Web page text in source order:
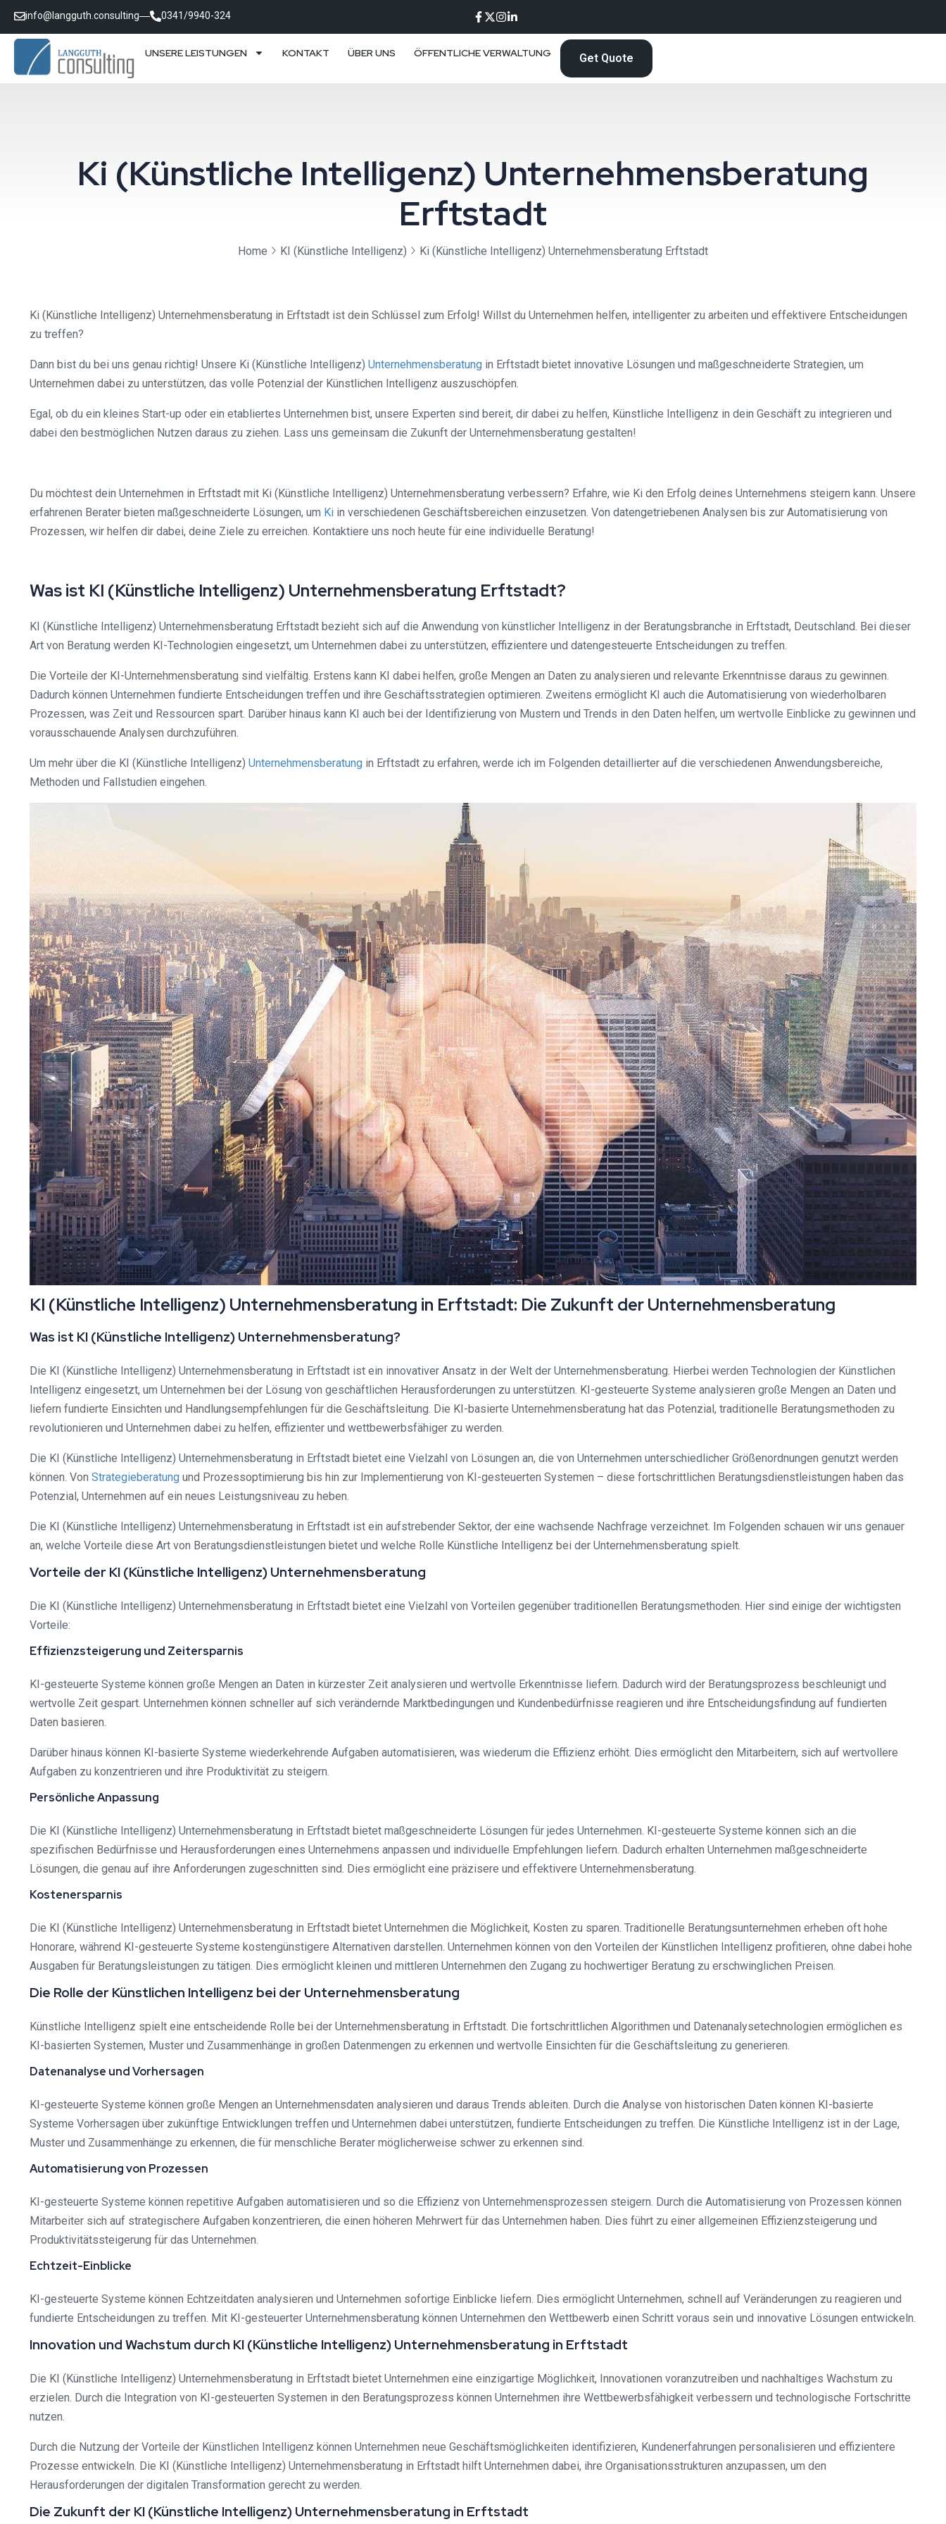
info@langguth.consulting 0341/9940-324
UNSERE LEISTUNGEN KONTAKT ÜBER UNS ÖFFENTLICHE VERWALTUNG Get Quote
Ki (Künstliche Intelligenz) Unternehmensberatung
Erftstadt
Home KI (Künstliche Intelligenz) Ki (Künstliche Intelligenz) Unternehmensberatung Erftstadt
Ki (Künstliche Intelligenz) Unternehmensberatung in Erftstadt ist dein Schlüssel zum Erfolg! Willst du Unternehmen helfen, intelligenter zu arbeiten und effektivere Entscheidungen
zu treffen?
Dann bist du bei uns genau richtig! Unsere Ki (Künstliche Intelligenz) Unternehmensberatung in Erftstadt bietet innovative Lösungen und maßgeschneiderte Strategien, um
Unternehmen dabei zu unterstützen, das volle Potenzial der Künstlichen Intelligenz auszuschöpfen.
Egal, ob du ein kleines Start-up oder ein etabliertes Unternehmen bist, unsere Experten sind bereit, dir dabei zu helfen, Künstliche Intelligenz in dein Geschäft zu integrieren und
dabei den bestmöglichen Nutzen daraus zu ziehen. Lass uns gemeinsam die Zukunft der Unternehmensberatung gestalten!
Du möchtest dein Unternehmen in Erftstadt mit Ki (Künstliche Intelligenz) Unternehmensberatung verbessern? Erfahre, wie Ki den Erfolg deines Unternehmens steigern kann. Unsere
erfahrenen Berater bieten maßgeschneiderte Lösungen, um Ki in verschiedenen Geschäftsbereichen einzusetzen. Von datengetriebenen Analysen bis zur Automatisierung von
Prozessen, wir helfen dir dabei, deine Ziele zu erreichen. Kontaktiere uns noch heute für eine individuelle Beratung!
Was ist KI (Künstliche Intelligenz) Unternehmensberatung Erftstadt?
KI (Künstliche Intelligenz) Unternehmensberatung Erftstadt bezieht sich auf die Anwendung von künstlicher Intelligenz in der Beratungsbranche in Erftstadt, Deutschland. Bei dieser
Art von Beratung werden KI-Technologien eingesetzt, um Unternehmen dabei zu unterstützen, effizientere und datengesteuerte Entscheidungen zu treffen.
Die Vorteile der KI-Unternehmensberatung sind vielfältig. Erstens kann KI dabei helfen, große Mengen an Daten zu analysieren und relevante Erkenntnisse daraus zu gewinnen.
Dadurch können Unternehmen fundierte Entscheidungen treffen und ihre Geschäftsstrategien optimieren. Zweitens ermöglicht KI auch die Automatisierung von wiederholbaren
Prozessen, was Zeit und Ressourcen spart. Darüber hinaus kann KI auch bei der Identifizierung von Mustern und Trends in den Daten helfen, um wertvolle Einblicke zu gewinnen und
vorausschauende Analysen durchzuführen.
Um mehr über die KI (Künstliche Intelligenz) Unternehmensberatung in Erftstadt zu erfahren, werde ich im Folgenden detaillierter auf die verschiedenen Anwendungsbereiche,
Methoden und Fallstudien eingehen.
KI (Künstliche Intelligenz) Unternehmensberatung in Erftstadt: Die Zukunft der Unternehmensberatung
Was ist KI (Künstliche Intelligenz) Unternehmensberatung?
Die KI (Künstliche Intelligenz) Unternehmensberatung in Erftstadt ist ein innovativer Ansatz in der Welt der Unternehmensberatung. Hierbei werden Technologien der Künstlichen
Intelligenz eingesetzt, um Unternehmen bei der Lösung von geschäftlichen Herausforderungen zu unterstützen. KI-gesteuerte Systeme analysieren große Mengen an Daten und
liefern fundierte Einsichten und Handlungsempfehlungen für die Geschäftsleitung. Die KI-basierte Unternehmensberatung hat das Potenzial, traditionelle Beratungsmethoden zu
revolutionieren und Unternehmen dabei zu helfen, effizienter und wettbewerbsfähiger zu werden.
Die KI (Künstliche Intelligenz) Unternehmensberatung in Erftstadt bietet eine Vielzahl von Lösungen an, die von Unternehmen unterschiedlicher Größenordnungen genutzt werden
können. Von Strategieberatung und Prozessoptimierung bis hin zur Implementierung von KI-gesteuerten Systemen – diese fortschrittlichen Beratungsdienstleistungen haben das
Potenzial, Unternehmen auf ein neues Leistungsniveau zu heben.
Die KI (Künstliche Intelligenz) Unternehmensberatung in Erftstadt ist ein aufstrebender Sektor, der eine wachsende Nachfrage verzeichnet. Im Folgenden schauen wir uns genauer
an, welche Vorteile diese Art von Beratungsdienstleistungen bietet und welche Rolle Künstliche Intelligenz bei der Unternehmensberatung spielt.
Vorteile der KI (Künstliche Intelligenz) Unternehmensberatung
Die KI (Künstliche Intelligenz) Unternehmensberatung in Erftstadt bietet eine Vielzahl von Vorteilen gegenüber traditionellen Beratungsmethoden. Hier sind einige der wichtigsten
Vorteile:
Effizienzsteigerung und Zeitersparnis
KI-gesteuerte Systeme können große Mengen an Daten in kürzester Zeit analysieren und wertvolle Erkenntnisse liefern. Dadurch wird der Beratungsprozess beschleunigt und
wertvolle Zeit gespart. Unternehmen können schneller auf sich verändernde Marktbedingungen und Kundenbedürfnisse reagieren und ihre Entscheidungsfindung auf fundierten
Daten basieren.
Darüber hinaus können KI-basierte Systeme wiederkehrende Aufgaben automatisieren, was wiederum die Effizienz erhöht. Dies ermöglicht den Mitarbeitern, sich auf wertvollere
Aufgaben zu konzentrieren und ihre Produktivität zu steigern.
Persönliche Anpassung
Die KI (Künstliche Intelligenz) Unternehmensberatung in Erftstadt bietet maßgeschneiderte Lösungen für jedes Unternehmen. KI-gesteuerte Systeme können sich an die
spezifischen Bedürfnisse und Herausforderungen eines Unternehmens anpassen und individuelle Empfehlungen liefern. Dadurch erhalten Unternehmen maßgeschneiderte
Lösungen, die genau auf ihre Anforderungen zugeschnitten sind. Dies ermöglicht eine präzisere und effektivere Unternehmensberatung.
Kostenersparnis
Die KI (Künstliche Intelligenz) Unternehmensberatung in Erftstadt bietet Unternehmen die Möglichkeit, Kosten zu sparen. Traditionelle Beratungsunternehmen erheben oft hohe
Honorare, während KI-gesteuerte Systeme kostengünstigere Alternativen darstellen. Unternehmen können von den Vorteilen der Künstlichen Intelligenz profitieren, ohne dabei hohe
Ausgaben für Beratungsleistungen zu tätigen. Dies ermöglicht kleinen und mittleren Unternehmen den Zugang zu hochwertiger Beratung zu erschwinglichen Preisen.
Die Rolle der Künstlichen Intelligenz bei der Unternehmensberatung
Künstliche Intelligenz spielt eine entscheidende Rolle bei der Unternehmensberatung in Erftstadt. Die fortschrittlichen Algorithmen und Datenanalysetechnologien ermöglichen es
KI-basierten Systemen, Muster und Zusammenhänge in großen Datenmengen zu erkennen und wertvolle Einsichten für die Geschäftsleitung zu generieren.
Datenanalyse und Vorhersagen
KI-gesteuerte Systeme können große Mengen an Unternehmensdaten analysieren und daraus Trends ableiten. Durch die Analyse von historischen Daten können KI-basierte
Systeme Vorhersagen über zukünftige Entwicklungen treffen und Unternehmen dabei unterstützen, fundierte Entscheidungen zu treffen. Die Künstliche Intelligenz ist in der Lage,
Muster und Zusammenhänge zu erkennen, die für menschliche Berater möglicherweise schwer zu erkennen sind.
Automatisierung von Prozessen
KI-gesteuerte Systeme können repetitive Aufgaben automatisieren und so die Effizienz von Unternehmensprozessen steigern. Durch die Automatisierung von Prozessen können
Mitarbeiter sich auf strategischere Aufgaben konzentrieren, die einen höheren Mehrwert für das Unternehmen haben. Dies führt zu einer allgemeinen Effizienzsteigerung und
Produktivitätssteigerung für das Unternehmen.
Echtzeit-Einblicke
KI-gesteuerte Systeme können Echtzeitdaten analysieren und Unternehmen sofortige Einblicke liefern. Dies ermöglicht Unternehmen, schnell auf Veränderungen zu reagieren und
fundierte Entscheidungen zu treffen. Mit KI-gesteuerter Unternehmensberatung können Unternehmen den Wettbewerb einen Schritt voraus sein und innovative Lösungen entwickeln.
Innovation und Wachstum durch KI (Künstliche Intelligenz) Unternehmensberatung in Erftstadt
Die KI (Künstliche Intelligenz) Unternehmensberatung in Erftstadt bietet Unternehmen eine einzigartige Möglichkeit, Innovationen voranzutreiben und nachhaltiges Wachstum zu
erzielen. Durch die Integration von KI-gesteuerten Systemen in den Beratungsprozess können Unternehmen ihre Wettbewerbsfähigkeit verbessern und technologische Fortschritte
nutzen.
Durch die Nutzung der Vorteile der Künstlichen Intelligenz können Unternehmen neue Geschäftsmöglichkeiten identifizieren, Kundenerfahrungen personalisieren und effizientere
Prozesse entwickeln. Die KI (Künstliche Intelligenz) Unternehmensberatung in Erftstadt hilft Unternehmen dabei, ihre Organisationsstrukturen anzupassen, um den
Herausforderungen der digitalen Transformation gerecht zu werden.
Die Zukunft der KI (Künstliche Intelligenz) Unternehmensberatung in Erftstadt